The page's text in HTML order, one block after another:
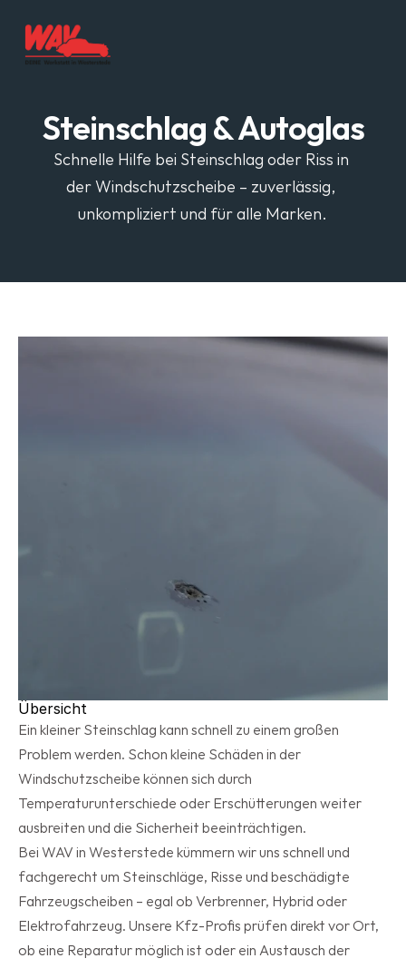
Steinschlag & Autoglas
Schnelle Hilfe bei Steinschlag oder Riss in
der Windschutzscheibe – zuverlässig,
unkompliziert und für alle Marken.
Übersicht
Ein kleiner Steinschlag kann schnell zu einem großen
Problem werden. Schon kleine Schäden in der
Windschutzscheibe können sich durch
Temperaturunterschiede oder Erschütterungen weiter
ausbreiten und die Sicherheit beeinträchtigen.
Bei WAV in Westerstede kümmern wir uns schnell und
fachgerecht um Steinschläge, Risse und beschädigte
Fahrzeugscheiben – egal ob Verbrenner, Hybrid oder
Elektrofahrzeug. Unsere Kfz-Profis prüfen direkt vor Ort,
ob eine Reparatur möglich ist oder ein Austausch der